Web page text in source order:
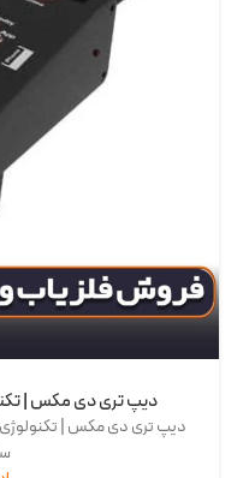
دیپ تری دی مکس |
دیپ تری دی مکس |